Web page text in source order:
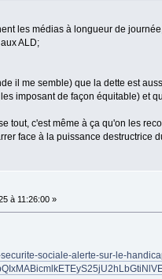
les médias à longueur de
ALD;
il me semble) que la dette est
imposant de façon équitable) et
tout, c'est même à ça qu'on les
face à la puissance destructrice
à 11:26:00 »
sociale-alerte-sur-le-